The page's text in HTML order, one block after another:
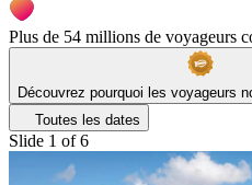
Plus de 54 millions de voyageurs
Découvrez pourquoi les voyageurs
Toutes les dates
Slide 1 of 6